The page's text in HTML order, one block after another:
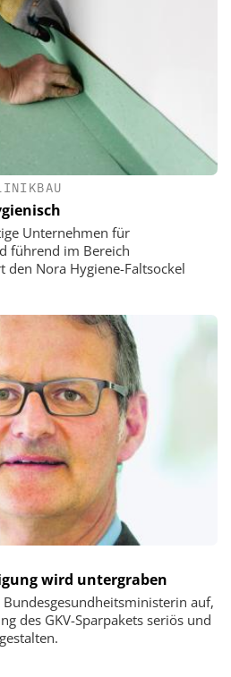
Unternehmen für
führend im Bereich
den Nora Hygiene-Faltsockel
wird untergraben
auf,
des GKV-Sparpakets seriös und